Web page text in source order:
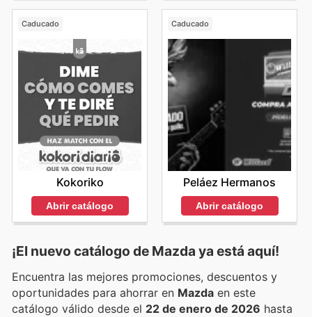
Caducado
Kokoriko
Abrir catálogo
Caducado
Peláez Hermanos
Abrir catálogo
¡El nuevo catálogo de Mazda ya está aquí!
Encuentra las mejores promociones, descuentos y
oportunidades para ahorrar en Mazda en este
catálogo válido desde el 22 de enero de 2026 hasta